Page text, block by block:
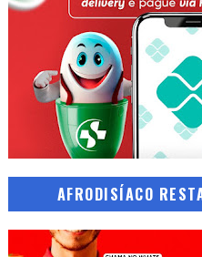
AFRODISÍACO